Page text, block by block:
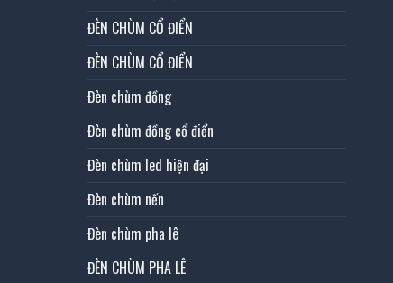
ĐÈN CHÙM CỔ ĐIỂN
ĐÈN CHÙM CỔ ĐIỂN
Đèn chùm đồng
Đèn chùm đồng cổ điển
Đèn chùm led hiện đại
Đèn chùm nến
Đèn chùm pha lê
ĐÈN CHÙM PHA LÊ